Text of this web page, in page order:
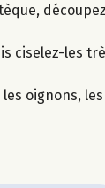
ciselez-les
oignons,